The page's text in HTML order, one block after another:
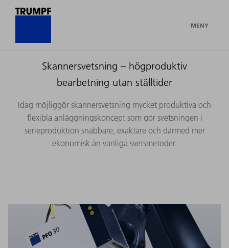
MENY
Skannersvetsning – högproduktiv
bearbetning utan ställtider
Idag möjliggör skannersvetsning mycket produktiva och
flexibla anläggningskoncept som gör svetsningen i
serieproduktion snabbare, exaktare och därmed mer
ekonomisk än vanliga svetsmetoder.